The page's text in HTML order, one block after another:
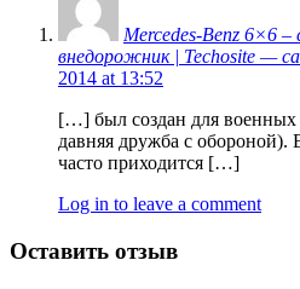
Mercedes-Benz 6×6
внедорожник | Techosite —
2014 at 13:52
[…] был создан для
давняя дружба с
часто приходится […]
Log in to leave a comment
Оставить отзыв